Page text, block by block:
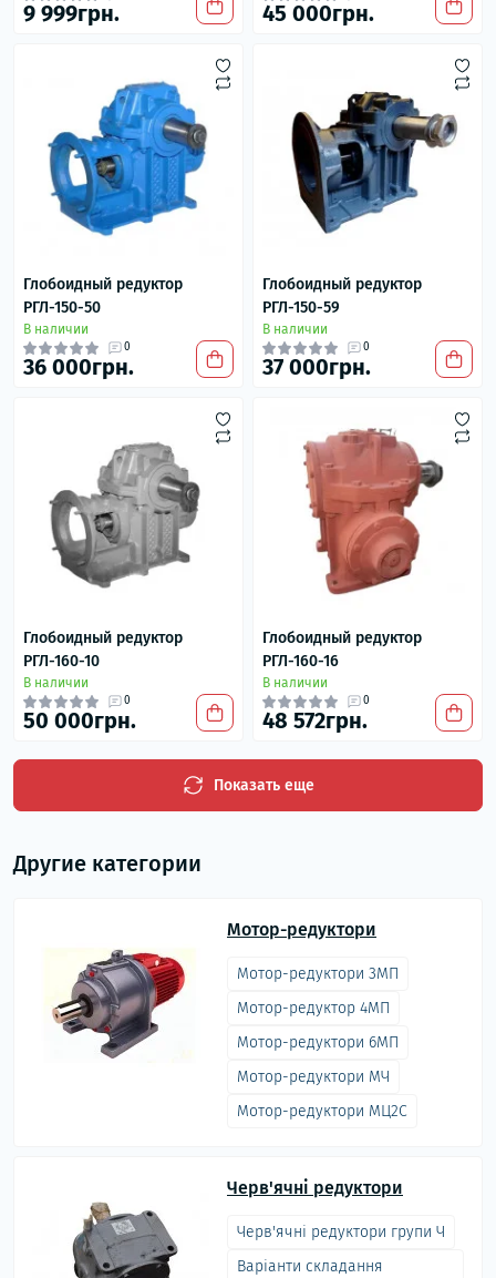
9 999грн. 45 000грн.
Глобоидный редуктор
РГЛ-150-50
В наличии
0
36 000грн.
Глобоидный редуктор
РГЛ-150-59
В наличии
0
37 000грн.
Глобоидный редуктор
РГЛ-160-10
В наличии
0
50 000грн.
Глобоидный редуктор
РГЛ-160-16
В наличии
0
48 572грн.
Показать еще
Другие категории
Мотор-редуктори
Мотор-редуктори 3МП
Мотор-редуктор 4МП
Мотор-редуктори 6МП
Мотор-редуктори МЧ
Мотор-редуктори МЦ2С
Черв'ячні редуктори
Черв'ячні редуктори групи Ч
Варіанти складання